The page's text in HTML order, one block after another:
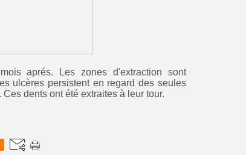
aprés. Les zones d'extraction sont
ulcères persistent en regard des seules
dents ont été extraites à leur tour.